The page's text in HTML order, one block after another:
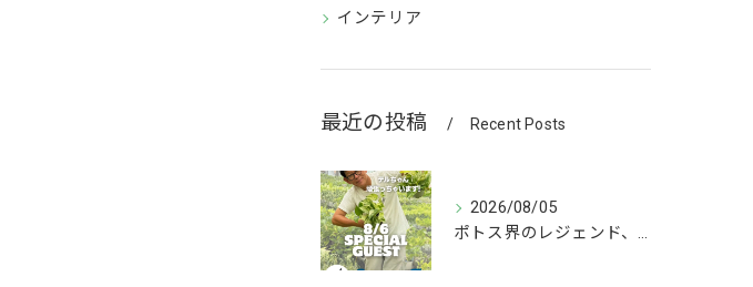
インテリア
最近の投稿 Recent Posts
2026/08/05
ポトス界のレジェンド、COME BACK!!!